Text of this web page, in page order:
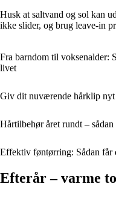
Husk at saltvand og sol kan
ikke slider, og brug leave-in
Fra barndom til voksenalder:
livet
Giv dit nuværende hårklip
Hårtilbehør året rundt –
Effektiv føntørring: Sådan får
Efterår – varme